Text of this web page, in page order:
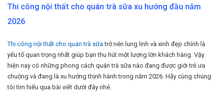
Thi công nội thất cho quán trà sữa xu hướng đầu năm
2026
Thi công nội thất cho quán trà sữatrở nên lung linh và xinh đẹp chính là
yếu tố quan trọng nhất giúp bạn thu hút một lượng lớn khách hàng. Vậy
hiện nay có những phong cách quán trà sữa nào đang được giới trẻ ưa
chuộng và đang là xu hướng thịnh hành trong năm 2026. Hãy cùng chúng
tôi tìm hiểu qua bài viết dưới đây nhé.